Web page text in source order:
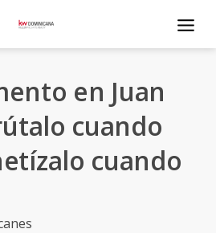
en Juan
cuando
cuando